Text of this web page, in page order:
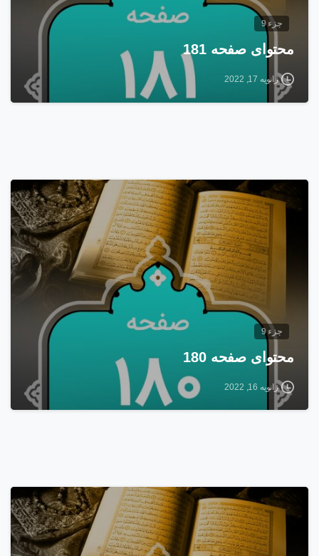
جزء 9
محتوای صفحه 181
ژانویه 17, 2022
17
جزء 9
محتوای صفحه 180
ژانویه 16, 2022
16